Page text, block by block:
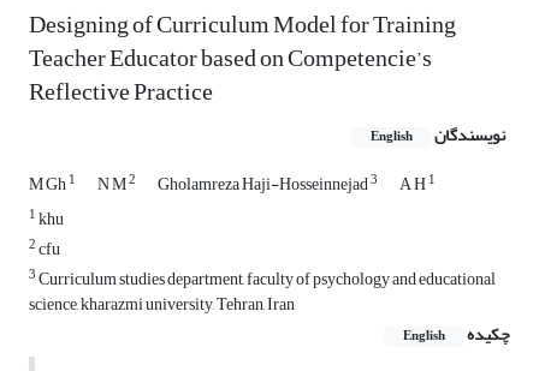
Designing of Curriculum Model for Training
Teacher Educator based on Competencie’s
Reflective Practice
نویسندگان English
M Gh1 N M2 Gholamreza Haji-Hosseinnejad3 A H1
1khu
2cfu
3Curriculum studies department, faculty of psychology and educational
science, kharazmi university, Tehran, Iran
چکیده
English